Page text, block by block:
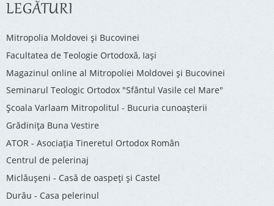
LEGĂTURI
Mitropolia Moldovei și Bucovinei
Facultatea de Teologie Ortodoxă, Iaşi
Magazinul online al Mitropoliei Moldovei și Bucovinei
Seminarul Teologic Ortodox "Sfântul Vasile cel Mare"
Şcoala Varlaam Mitropolitul - Bucuria cunoaşterii
Grădinița Buna Vestire
ATOR - Asociaţia Tineretul Ortodox Român
Centrul de pelerinaj
Miclăușeni - Casă de oaspeţi şi Castel
Durău - Casa pelerinul